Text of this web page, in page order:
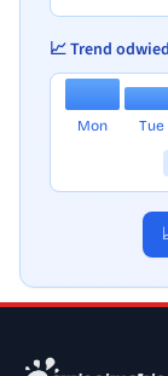
📈 Trend
Mon Tue